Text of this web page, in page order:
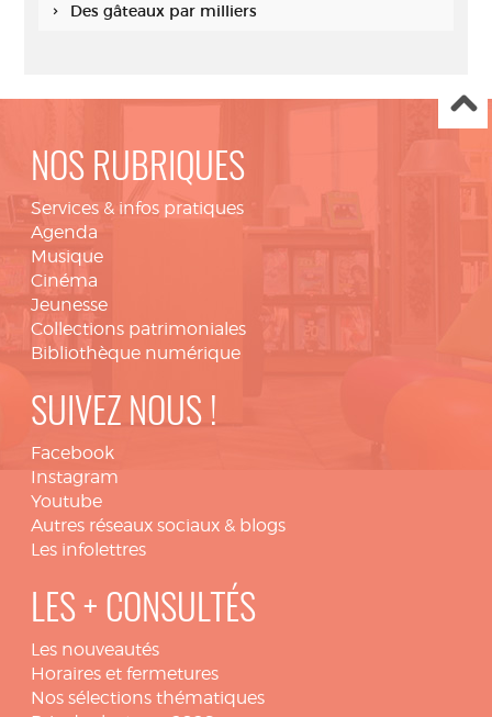
Des gâteaux par milliers
NOS RUBRIQUES
Services & infos pratiques
Agenda
Musique
Cinéma
Jeunesse
Collections patrimoniales
Bibliothèque numérique
SUIVEZ NOUS !
Facebook
Instagram
Youtube
Autres réseaux sociaux & blogs
Les infolettres
LES + CONSULTÉS
Les nouveautés
Horaires et fermetures
Nos sélections thématiques